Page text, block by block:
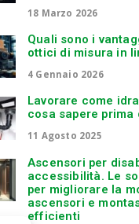
18 Marzo 2026
Quali sono i
ottici di misura in
4 Gennaio 2026
Lavorare come
cosa sapere prima
11 Agosto 2025
Ascensori per
accessibilità. Le
per migliorare la
ascensori e
efficienti